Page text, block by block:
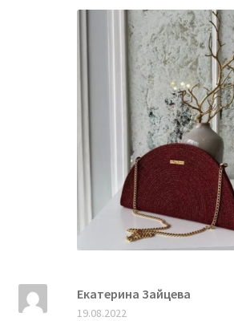
Екатерина Зайцева
19.08.2022